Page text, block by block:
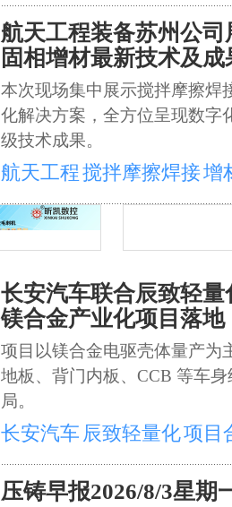
航天工程装备苏州公
固相增材最新技术及成
本次现场集中展示搅拌摩擦焊
化解决方案，全方位呈现数字
级技术成果。
航天工程搅拌摩擦焊接增
长安汽车联合辰致轻
镁合金产业化项目落地
项目以镁合金电驱壳体量产为
地板、背门内板、CCB 等车
局。
长安汽车 辰致轻量化项目
压铸早报2026/8/3星期